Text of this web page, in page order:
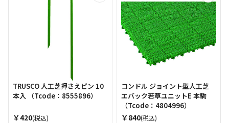
TRUSCO 人工芝押さえピン 10
本入 （Tcode：8555896）
￥420(税込)
コンドル ジョイント型人工芝
エバック若草ユニットE 本駒
（Tcode：4804996）
￥840(税込)